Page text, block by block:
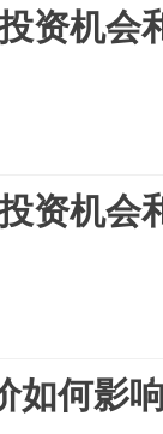
资机会
资机会
如何影